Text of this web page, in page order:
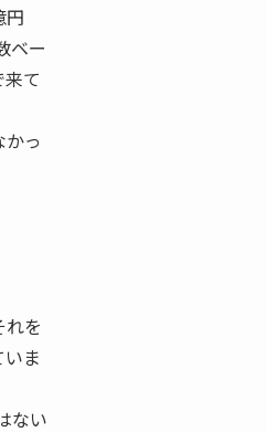
円
ベー
て
っ
を
ま
ない